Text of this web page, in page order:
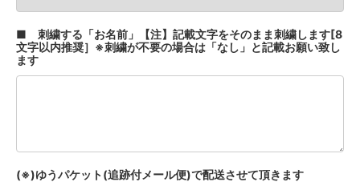
■ 刺繍する「お名前」【注】記載文字をそのまま刺繍します[8
文字以内推奨］※刺繍が不要の場合は「なし」と記載お願い致し
ます
(※)ゆうパケット(追跡付メール便)で配送させて頂きます